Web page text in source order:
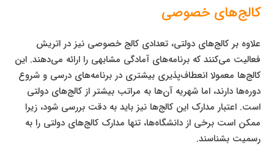
کالج‌های خصوصی
علاوه بر کالج‌های دولتی، تعدادی کالج خصوصی نیز در اتریش
فعالیت می‌کنند که برنامه‌های آمادگی مشابهی را ارائه می‌دهند. این
کالج‌ها معمولا انعطاف‌پذیری بیشتری در برنامه‌های درسی و شروع
دوره‌ها دارند، اما شهریه آن‌ها به مراتب بیشتر از کالج‌های دولتی
است. اعتبار مدارک این کالج‌ها نیز باید به دقت بررسی شود، زیرا
ممکن است برخی از دانشگاه‌ها، تنها مدارک کالج‌های دولتی را به
رسمیت بشناسند.